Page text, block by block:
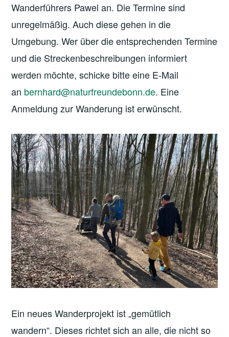
Wanderführers Pawel an. Die Termine sind
unregelmäßig. Auch diese gehen in die
Umgebung. Wer über die entsprechenden Termine
und die Streckenbeschreibungen informiert
werden möchte, schicke bitte eine E-Mail
an bernhard@naturfreundebonn.de. Eine
Anmeldung zur Wanderung ist erwünscht.
Ein neues Wanderprojekt ist „gemütlich
wandern“. Dieses richtet sich an alle, die nicht so